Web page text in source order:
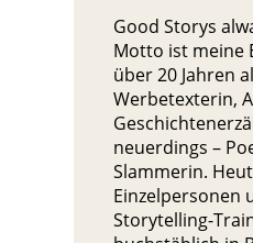
Good Storys
Motto ist meine
über 20 Jahren
Werbetexterin,
neuerdings –
Slammerin.
Einzelpersonen
Storytelling-